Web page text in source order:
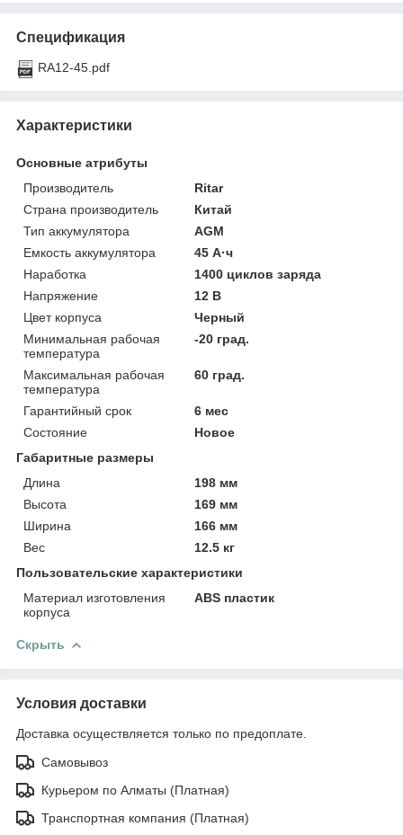
Спецификация
RA12-45.pdf
Характеристики
Основные атрибуты
Производитель
Ritar
Страна производитель
Китай
Тип аккумулятора
AGM
Емкость аккумулятора
45 А·ч
Наработка
1400 циклов заряда
Напряжение
12 В
Цвет корпуса
Черный
Минимальная рабочая
температура
-20 град.
Максимальная рабочая
температура
60 град.
Гарантийный срок
6 мес
Состояние
Новое
Габаритные размеры
Длина
198 мм
Высота
169 мм
Ширина
166 мм
Вес
12.5 кг
Пользовательские характеристики
Материал изготовления
корпуса
ABS пластик
Скрыть
Условия доставки
Доставка осуществляется только по предоплате.
Самовывоз
Курьером по Алматы (Платная)
Транспортная компания (Платная)